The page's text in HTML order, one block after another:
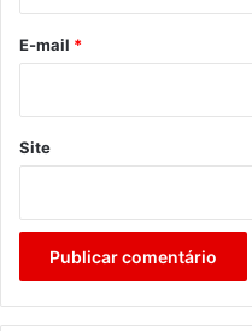
*
E-mail *
Site